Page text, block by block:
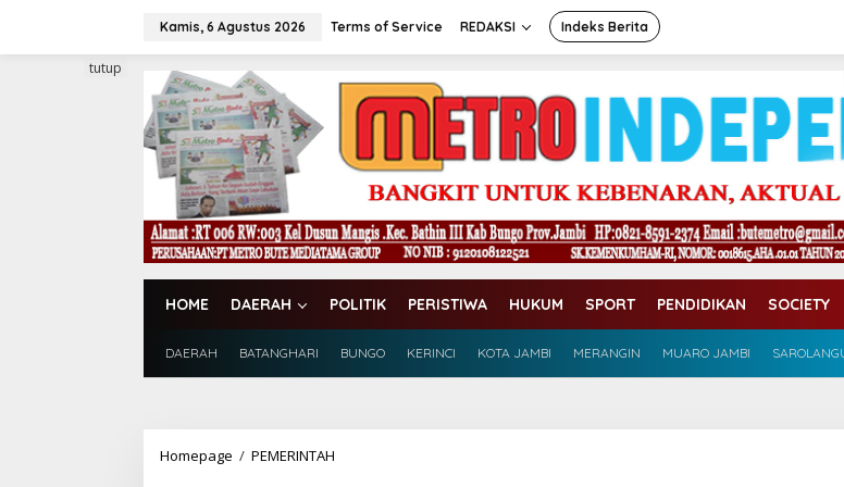
Kamis, 6 Agustus 2026 Terms of Service REDAKSI Indeks Berita
HOME DAERAH POLITIK PERISTIWA HUKUM SPORT PENDIDIKAN SOCIETY
DAERAH BATANGHARI BUNGO KERINCI KOTA JAMBI MERANGIN MUARO JAMBI
tutup
Homepage / PEMERINTAH